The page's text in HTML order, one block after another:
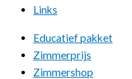
Links
Educatief pakket
Zimmerprijs
Zimmershop